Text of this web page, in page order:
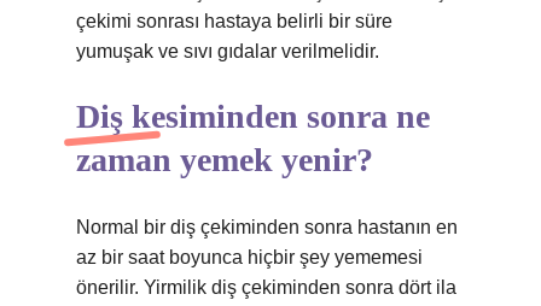
çekimi sonrası hastaya belirli bir süre
yumuşak ve sıvı gıdalar verilmelidir.
Diş kesiminden sonra ne
zaman yemek yenir?
Normal bir diş çekiminden sonra hastanın en
az bir saat boyunca hiçbir şey yememesi
önerilir. Yirmilik diş çekiminden sonra dört ila